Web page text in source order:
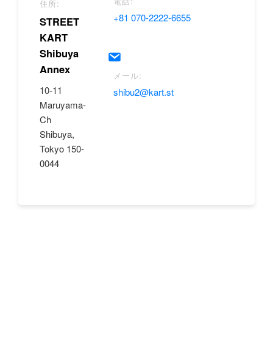
住所:
STREET
KART
Shibuya
Annex
10-11
Maruyama-
Ch
Shibuya,
Tokyo 150-
0044
+81 070-2222-6655
メール:
shibu2@kart.st